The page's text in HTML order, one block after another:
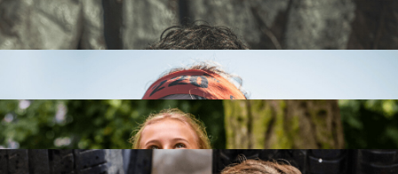
RUNMAGEDDON HARDCORE
70 PRZESZKÓD
21 KM+
42 KM+
FAMILY
15 PRZESZKÓD
2 KM+
KIDS